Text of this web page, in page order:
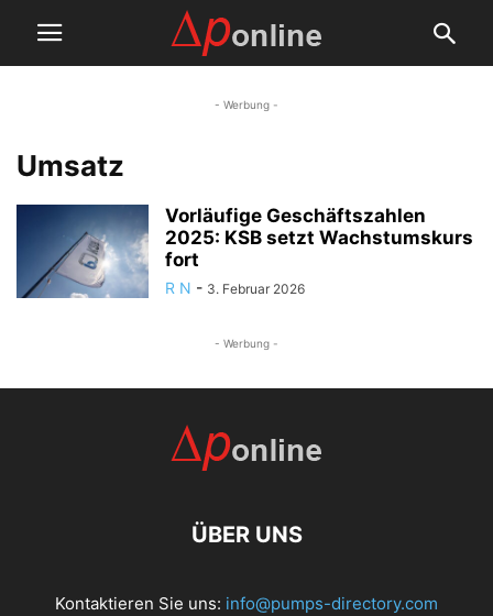
- Werbung -
Umsatz
Vorläufige Geschäftszahlen
2025: KSB setzt Wachstumskurs
fort
R N - 3. Februar 2026
- Werbung -
ÜBER UNS
Kontaktieren Sie uns: info@pumps-directory.com